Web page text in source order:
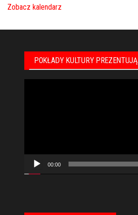
Zobacz kalendarz
POKŁADY KULTURY PREZENTUJĄ
00:00